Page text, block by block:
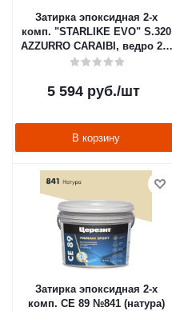
Затирка эпоксидная 2-х
комп. "STARLIKE EVO" S.320
AZZURRO CARAIBI, ведро 2,5
кг (1) LITOKOL
5 594руб./шт
В корзину
Затирка эпоксидная 2-х
комп. CE 89 №841 (натура)